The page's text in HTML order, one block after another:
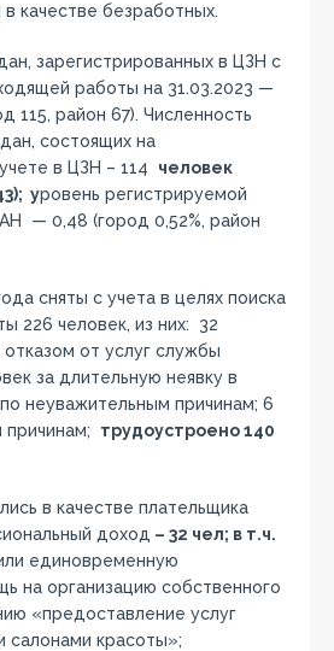
качестве безработных.
зарегистрированных в ЦЗН с
работы на 31.03.2023 —
115, район 67). Численность
состоящих на
в ЦЗН – 114 человек
уровень регистрируемой
— 0,48 (город 0,52%, район
сняты с учета в целях поиска
226 человек, из них: 32
отказом от услуг службы
за длительную неявку в
неуважительным причинам; 6
причинам; трудоустроено 140
в качестве плательщика
доход – 32 чел; в т.ч.
единовременную
на организацию собственного
«предоставление услуг
салонами красоты»;